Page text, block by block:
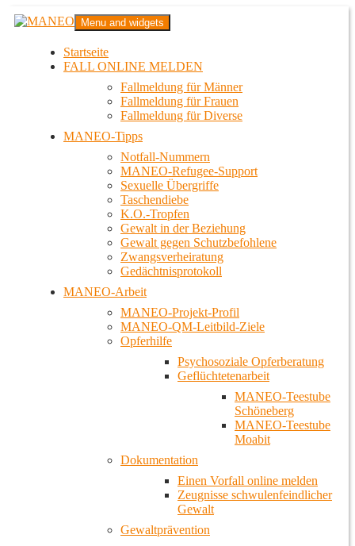
Zum
InhaltMANEO
Das schwule Anti-Gewalt-Projekt in Berlin
Menu and widgets
Startseite
FALL ONLINE MELDEN
Fallmeldung für Männer
Fallmeldung für Frauen
Fallmeldung für Diverse
MANEO-Tipps
Notfall-Nummern
MANEO-Refugee-Support
Sexuelle Übergriffe
Taschendiebe
K.O.-Tropfen
Gewalt in der Beziehung
Gewalt gegen Schutzbefohlene
Zwangsverheiratung
Gedächtnisprotokoll
MANEO-Arbeit
MANEO-Projekt-Profil
MANEO-QM-Leitbild-Ziele
Opferhilfe
Psychosoziale Opferberatung
Geflüchtetenarbeit
MANEO-Teestube
Schöneberg
MANEO-Teestube
Moabit
Dokumentation
Einen Vorfall online melden
Zeugnisse schwulenfeindlicher
Gewalt
Gewaltprävention